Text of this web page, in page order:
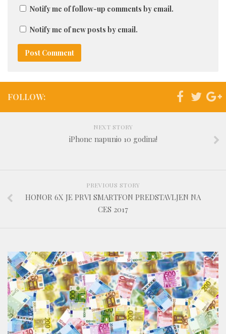
Notify me of follow-up comments by email.
Notify me of new posts by email.
FOLLOW:
NEXT STORY
iPhone napunio 10 godina!
PREVIOUS STORY
HONOR 6X JE PRVI SMARTFON PREDSTAVLJEN NA
CES 2017